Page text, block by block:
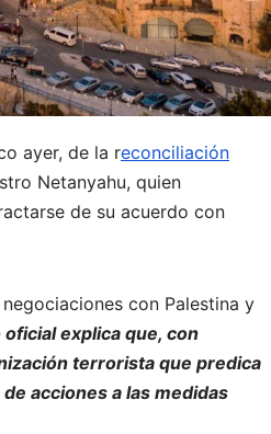
ayer, de la reconciliación
Netanyahu, quien
de su acuerdo con
con Palestina y
explica que, con
terrorista que predica
acciones a las medidas